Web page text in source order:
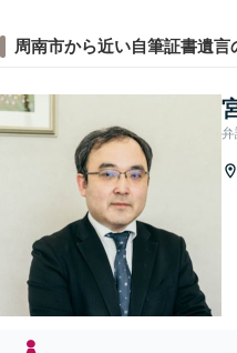
周南市から近い自筆証書遺
弁